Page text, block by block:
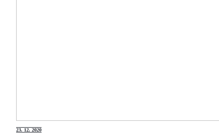
23. 12. 2020